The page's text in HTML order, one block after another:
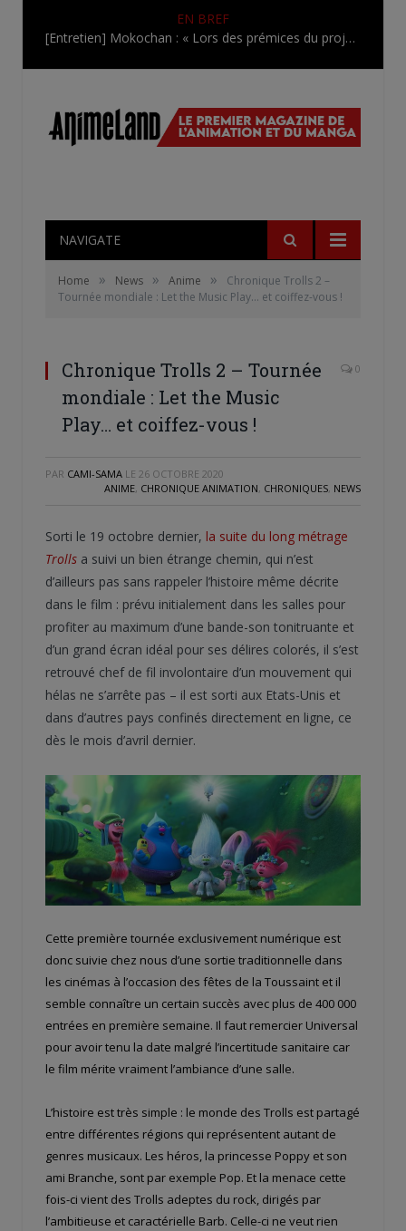
EN BREF
[Entretien] Mokochan : « Lors des prémices du projet, il était déjà demandé de suivre au mieux le manga originel.»
NAVIGATE
Home » News » Anime »
Chronique Trolls 2 –
Tournée mondiale : Let the Music Play… et coiffez-vous !
Chronique Trolls 2 – Tournée
mondiale : Let the Music
Play… et coiffez-vous !
0
PAR CAMI-SAMA LE 26 OCTOBRE 2020
ANIME, CHRONIQUE ANIMATION, CHRONIQUES, NEWS
Sorti le 19 octobre dernier, la suite du long métrage
Trolls a suivi un bien étrange chemin, qui n’est
d’ailleurs pas sans rappeler l’histoire même décrite
dans le film : prévu initialement dans les salles pour
profiter au maximum d’une bande-son tonitruante et
d’un grand écran idéal pour ses délires colorés, il s’est
retrouvé chef de fil involontaire d’un mouvement qui
hélas ne s’arrête pas – il est sorti aux Etats-Unis et
dans d’autres pays confinés directement en ligne, ce
dès le mois d’avril dernier.
Cette première tournée exclusivement numérique est
donc suivie chez nous d’une sortie traditionnelle dans
les cinémas à l’occasion des fêtes de la Toussaint et il
semble connaître un certain succès avec plus de 400 000
entrées en première semaine. Il faut remercier Universal
pour avoir tenu la date malgré l’incertitude sanitaire car
le film mérite vraiment l’ambiance d’une salle.
L’histoire est très simple : le monde des Trolls est partagé
entre différentes régions qui représentent autant de
genres musicaux. Les héros, la princesse Poppy et son
ami Branche, sont par exemple Pop. Et la menace cette
fois-ci vient des Trolls adeptes du rock, dirigés par
l’ambitieuse et caractérielle Barb. Celle-ci ne veut rien